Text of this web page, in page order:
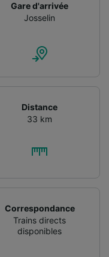
Gare d'arrivée
Josselin
Distance
33 km
Correspondance
Trains directs
disponibles